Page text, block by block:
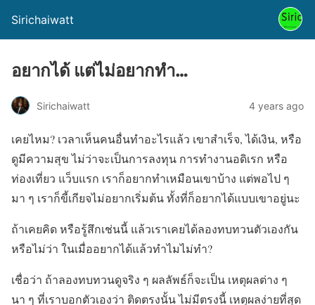
Sirichaiwatt
อยากได้ แต่ไม่อยากทำ…
Sirichaiwatt 4 years ago
เคยไหม? เวลาเห็นคนอื่นทำอะไรแล้ว เขาสำเร็จ, ได้เงิน, หรือ
ดูมีความสุข ไม่ว่าจะเป็นการลงทุน การทำงานอดิเรก หรือ
ท่องเที่ยว แว็บแรก เราก็อยากทำเหมือนเขาบ้าง แต่พอไป ๆ
มา ๆ เราก็ขี้เกียจไม่อยากเริ่มต้น ทั้งที่ก็อยากได้แบบเขาอยู่นะ
ถ้าเคยคิด หรือรู้สึกเช่นนี้ แล้วเราเคยได้ลองทบทวนตัวเองกัน
หรือไม่ว่า ในเมื่ออยากได้แล้วทำไมไม่ทำ?
เชื่อว่า ถ้าลองทบทวนดูจริง ๆ ผลลัพธ์ก็จะเป็น เหตุผลต่าง ๆ
นา ๆ ที่เราบอกตัวเองว่า ติดตรงนั้น ไม่มีตรงนี้ เหตุผลง่ายที่สุด